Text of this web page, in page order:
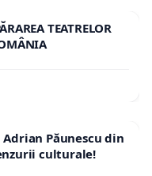
TEATRELOR
Păunescu din
culturale!